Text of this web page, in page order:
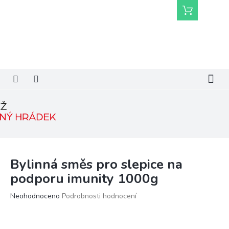
Nákupní
košík
Bylinná směs pro slepice na
podporu imunity 1000g
Průměrné
Neohodnoceno Podrobnosti hodnocení